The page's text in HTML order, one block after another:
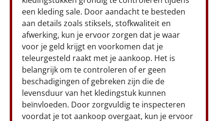
een kleding sale. Door aandacht te besteden
aan details zoals stiksels, stofkwaliteit en
afwerking, kun je ervoor zorgen dat je waar
voor je geld krijgt en voorkomen dat je
teleurgesteld raakt met je aankoop. Het is
belangrijk om te controleren of er geen
beschadigingen of gebreken zijn die de
levensduur van het kledingstuk kunnen
beïnvloeden. Door zorgvuldig te inspecteren
voordat je tot aankoop overgaat, kun je ervoor